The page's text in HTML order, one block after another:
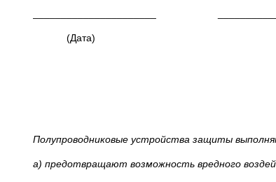
(Дата)
Полупроводниковые устройства защиты
а) предотвращают возможность вредного